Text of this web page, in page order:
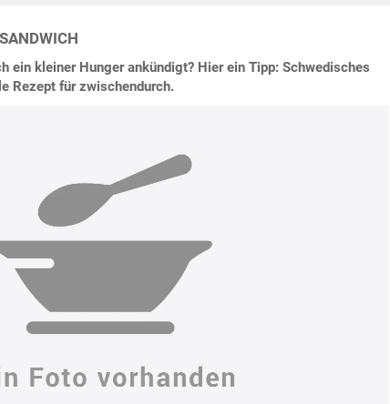
ein kleiner Hunger ankündigt? Hier ein Tipp: Schwedisches
Rezept für zwischendurch.